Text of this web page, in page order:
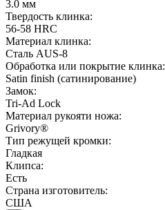
3.0 мм
Твердость клинка:
56-58 HRC
Материал клинка:
Сталь AUS-8
Обработка или покрытие клинка:
Satin finish (cатинирование)
Замок:
Tri-Ad Lock
Материал рукояти ножа:
Grivory®
Тип режущей кромки:
Гладкая
Клипса:
Есть
Страна изготовитель:
США